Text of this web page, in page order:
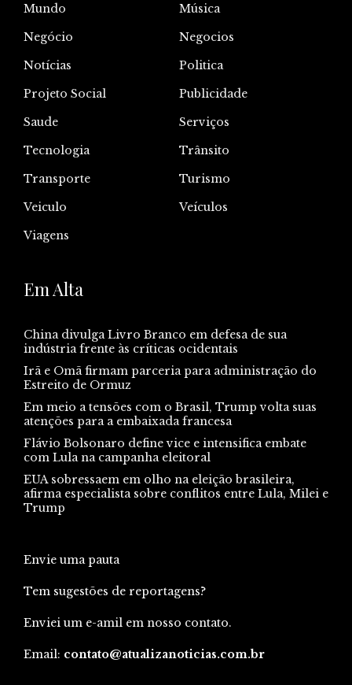
Mundo
Música
Negócio
Negocios
Notícias
Politica
Projeto Social
Publicidade
Saude
Serviços
Tecnologia
Trânsito
Transporte
Turismo
Veiculo
Veículos
Viagens
Em Alta
China divulga Livro Branco em defesa de sua
indústria frente às críticas ocidentais
Irã e Omã firmam parceria para administração do
Estreito de Ormuz
Em meio a tensões com o Brasil, Trump volta suas
atenções para a embaixada francesa
Flávio Bolsonaro define vice e intensifica embate
com Lula na campanha eleitoral
EUA sobressaem em olho na eleição brasileira,
afirma especialista sobre conflitos entre Lula, Milei e
Trump
Envie uma pauta
Tem sugestões de reportagens?
Enviei um e-amil em nosso contato.
Email: contato@atualizanoticias.com.br